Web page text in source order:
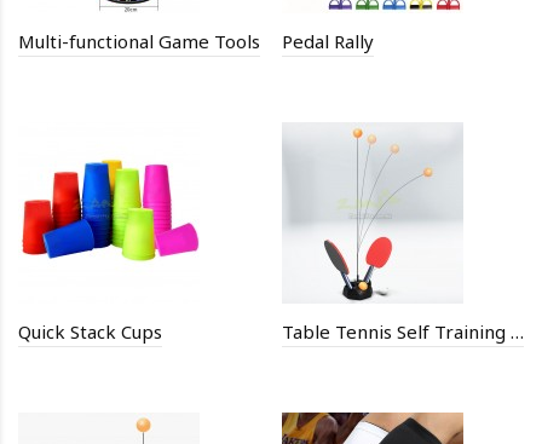
Multi-functional Game Tools Pedal Rally
Quick Stack Cups Table Tennis Self Training Device